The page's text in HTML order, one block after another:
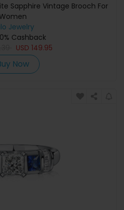
Sapphire Vintage Brooch For
Jewelry
Cashback
USD 149.95
Now